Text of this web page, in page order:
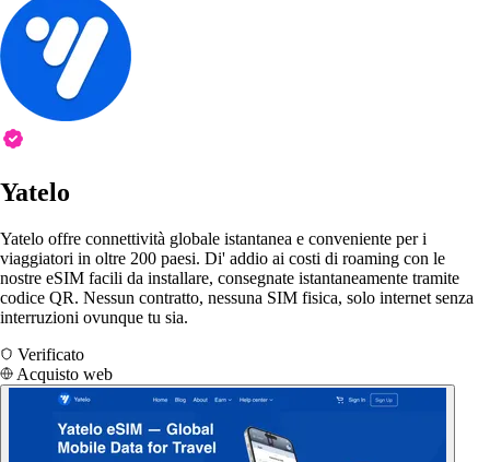
Yatelo
Yatelo offre connettività globale istantanea e conveniente per i
viaggiatori in oltre 200 paesi. Di' addio ai costi di roaming con le
nostre eSIM facili da installare, consegnate istantaneamente tramite
codice QR. Nessun contratto, nessuna SIM fisica, solo internet senza
interruzioni ovunque tu sia.
Verificato
Acquisto web